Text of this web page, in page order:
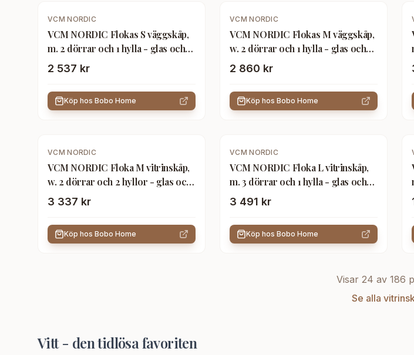
VCM NORDIC
VCM NORDIC Flokas S väggskåp,
m. 2 dörrar och 1 hylla - glas och
vitt stål
2 537 kr
Köp hos Bobo Home
VCM NORDIC
VCM NORDIC Flokas M väggskåp,
w. 2 dörrar och 1 hylla - glas och
vitt stål
2 860 kr
Köp hos Bobo Home
VCM NORDIC
VCM NORDIC Floka M vitrinskåp,
w. 2 dörrar och 2 hyllor - glas och
vitt stål
3 337 kr
Köp hos Bobo Home
VCM NORDIC
VCM NORDIC Floka L vitrinskåp,
m. 3 dörrar och 1 hylla - glas och
vitt stål
3 491 kr
Köp hos Bobo Home
Visar 24 av 186
Se alla
Vitt - den tidlösa favoriten